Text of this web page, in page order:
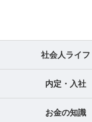
社会人ライフ
内定・入社
お金の知識